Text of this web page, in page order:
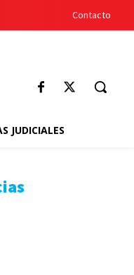
Contacto
JUDICIALES